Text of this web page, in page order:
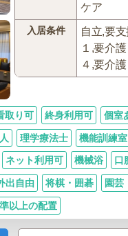
ケア
入居条件
自立,要
１,要介
４,要介
取り可 終身利用可 個室
理学療法士 機能訓練室
ネット利用可 機械浴 口
出自由 将棋・囲碁 園芸
以上の配置